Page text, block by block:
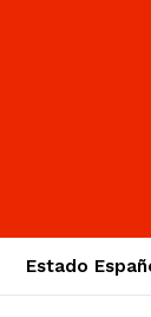
Estado